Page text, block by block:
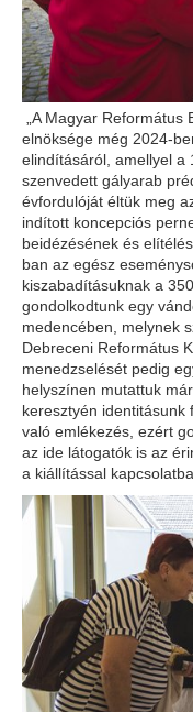
„A Magyar
elnöksége még 2024-
elindításáról, amellyel a
szenvedett gályarab
évfordulóját éltük meg
indított koncepciós
beidézésének és
ban az egész
kiszabadításuknak a
gondolkodtunk egy
medencében, melynek
Debreceni Református
menedzselését pedig
helyszínen mutattuk
keresztyén identitásunk
való emlékezés, ezért
az ide látogatók is az
a kiállítással